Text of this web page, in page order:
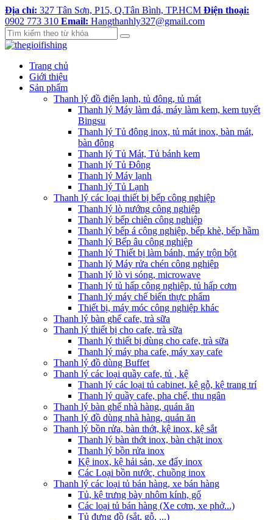
Địa chỉ: 327 Tân Sơn, P15, Q.Tân Bình, TP.HCM Điện thoại:
0902 773 310 Email: Hangthanhly327@gmail.com
Trang chủ
Giới thiệu
Sản phẩm
Thanh lý đồ điện lạnh, tủ đông, tủ mát
Thanh lý Máy làm đá, máy làm kem, kem tuyết
Bingsu
Thanh lý Tủ đông inox, tủ mát inox, bàn mát,
bàn đông
Thanh lý Tủ Mát, Tủ bánh kem
Thanh lý Tủ Đông
Thanh lý Máy lạnh
Thanh lý Tủ Lạnh
Thanh lý các loại thiết bị bếp công nghiệp
Thanh lý lò nướng công nghiệp
Thanh lý bếp chiên công nghiệp
Thanh lý bếp á công nghiệp, bếp khè, bếp hầm
Thanh lý Bếp âu công nghiệp
Thanh lý Thiết bị làm bánh, máy trộn bột
Thanh lý Máy rửa chén công nghiệp
Thanh lý lò vi sóng, microwave
Thanh lý tủ hấp công nghiệp, tủ hấp cơm
Thanh lý máy chế biến thực phẩm
Thiết bị, máy móc công nghiệp khác
Thanh lý bàn ghế cafe, trà sữa
Thanh lý thiết bị cho cafe, trà sữa
Thanh lý thiết bị dùng cho cafe, trà sữa
Thanh lý máy pha cafe, máy xay cafe
Thanh lý đồ dùng Buffet
Thanh lý các loại quầy cafe, tủ , kệ
Thanh lý các loại tủ cabinet, kệ gỗ, kệ trang trí
Thanh lý quầy cafe, pha chế, thu ngân
Thanh lý bàn ghế nhà hàng, quán ăn
Thanh lý đồ dùng nhà hàng, quán ăn
Thanh lý bồn rửa, bàn thớt, kệ inox, kệ sắt
Thanh lý bàn thớt inox, bàn chặt inox
Thanh lý bồn rửa inox
Kệ inox, kệ hải sản, xe đẩy inox
Các Loại bồn nước, chuồng inox
Thanh lý các loại tủ bán hàng, xe bán hàng
Tủ, kệ trưng bày nhôm kính, gổ
Các loại tủ bán hàng (Xe cơm, xe phở...)
Tủ đựng đồ (sắt, gỗ, ...)